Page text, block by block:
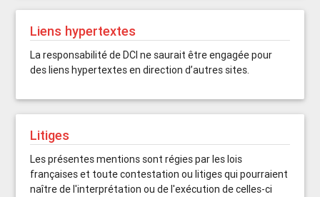
Liens hypertextes
La responsabilité de DCI ne saurait être engagée pour
des liens hypertextes en direction d’autres sites.
Litiges
Les présentes mentions sont régies par les lois
françaises et toute contestation ou litiges qui pourraient
naître de l'interprétation ou de l'exécution de celles-ci